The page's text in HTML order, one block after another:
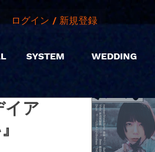
ログイン / 新規登録
SYSTEM WEDDING
イア